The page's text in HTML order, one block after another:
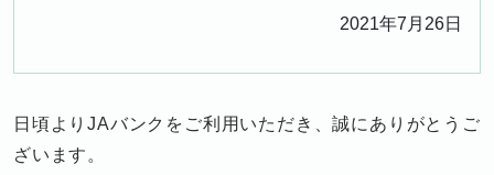
2021年7月26日
日頃よりJAバンクをご利用いただき、誠にありがとうご
ざいます。